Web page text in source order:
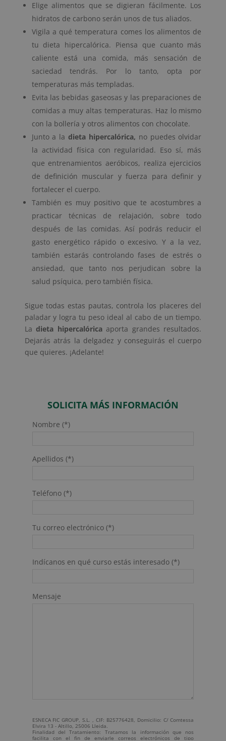
Elige alimentos que se digieran fácilmente. Los
hidratos de carbono serán unos de tus aliados.
Vigila a qué temperatura comes los alimentos de
tu dieta hipercalórica. Piensa que cuanto más
caliente está una comida, más sensación de
saciedad tendrás. Por lo tanto, opta por
temperaturas más templadas.
Evita las bebidas gaseosas y las preparaciones de
comidas a muy altas temperaturas. Haz lo mismo
con la bollería y otros alimentos con chocolate.
Junto a ladieta hipercalórica, no puedes olvidar
la actividad física con regularidad. Eso sí, más
que entrenamientos aeróbicos, realiza ejercicios
de definición muscular y fuerza para definir y
fortalecer el cuerpo.
También es muy positivo que te acostumbres a
practicar técnicas de relajación, sobre todo
después de las comidas. Así podrás reducir el
gasto energético rápido o excesivo. Y a la vez,
también estarás controlando fases de estrés o
ansiedad, que tanto nos perjudican sobre la
salud psíquica, pero también física.
Sigue todas estas pautas, controla los placeres del
paladar y logra tu peso ideal al cabo de un tiempo.
Ladieta hipercalóricaaporta grandes resultados.
Dejarás atrás la delgadez y conseguirás el cuerpo
que quieres. ¡Adelante!
SOLICITA MÁS INFORMACIÓN
Nombre (*)
Apellidos (*)
Teléfono (*)
Tu correo electrónico (*)
Indícanos en qué curso estás interesado (*)
Mensaje
ESNECA FIC GROUP, S.L. , CIF: B25776428, Domicilio: C/ Comtessa
Elvira 13 - Altillo, 25006 Lleida.
Finalidad del Tratamiento: Tratamos la información que nos
facilita con el fin de enviarle correos electrónicos de tipo